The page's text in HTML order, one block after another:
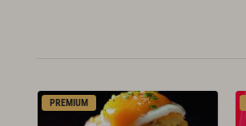
PREMIUM